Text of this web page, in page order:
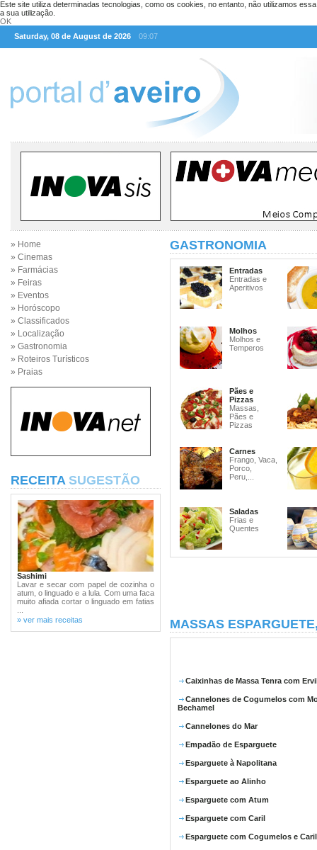
Este site utiliza determinadas tecnologias, como os cookies, no entanto, não utilizamos
a sua utilização.
OK
Saturday, 08 de August de 2026
09:07
» Home
» Cinemas
» Farmácias
» Feiras
» Eventos
» Horóscopo
» Classificados
» Localização
» Gastronomia
» Roteiros Turísticos
» Praias
RECEITA SUGESTÃO
Sashimi
Lavar e secar com papel de cozinha o
atum, o linguado e a lula. Com uma faca
muito afiada cortar o linguado em fatias
» ver mais receitas
GASTRONOMIA
Entradas
Entradas e
Aperitivos
Molhos
Molhos e
Temperos
Pães e
Pizzas
Massas,
Pães e
Pizzas
Carnes
Frango, Vaca,
Porco,
Peru,...
Saladas
Frias e
Quentes
MASSAS
Caixinhas de Massa Tenra com
Cannelones de Cogumelos com
Bechamel
Cannelones do Mar
Empadão de Esparguete
Esparguete à Napolitana
Esparguete ao Alinho
Esparguete com Atum
Esparguete com Caril
Esparguete com Cogumelos e Caril